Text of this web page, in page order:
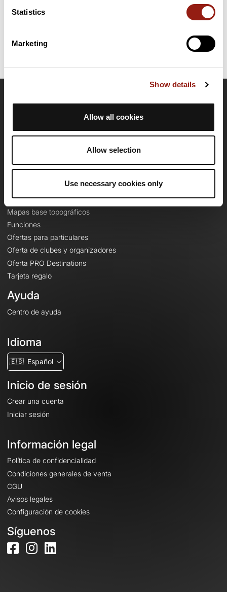
Statistics
Marketing
Show details
Allow all cookies
Allow selection
Use necessary cookies only
Fecha de creación del recorrido: 22 de febrero de 2023 15:17:28.
Última actualización de la ficha de ruta: 11 de agosto de 2024 17:22:31.
OpenRunner
Empleo
Contacto
Ofertas
Mapas base topográficos
Funciones
Ofertas para particulares
Oferta de clubes y organizadores
Oferta PRO Destinations
Tarjeta regalo
Ayuda
Centro de ayuda
Idioma
🇪🇸 Español
Inicio de sesión
Crear una cuenta
Iniciar sesión
Información legal
Política de confidencialidad
Condiciones generales de venta
CGU
Avisos legales
Configuración de cookies
Síguenos